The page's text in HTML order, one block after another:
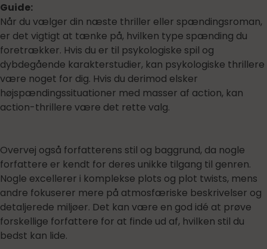
Guide:
Når du vælger din næste thriller eller spændingsroman,
er det vigtigt at tænke på, hvilken type spænding du
foretrækker. Hvis du er til psykologiske spil og
dybdegående karakterstudier, kan psykologiske thrillere
være noget for dig. Hvis du derimod elsker
højspændingssituationer med masser af action, kan
action-thrillere være det rette valg.
Overvej også forfatterens stil og baggrund, da nogle
forfattere er kendt for deres unikke tilgang til genren.
Nogle excellerer i komplekse plots og plot twists, mens
andre fokuserer mere på atmosfæriske beskrivelser og
detaljerede miljøer. Det kan være en god idé at prøve
forskellige forfattere for at finde ud af, hvilken stil du
bedst kan lide.